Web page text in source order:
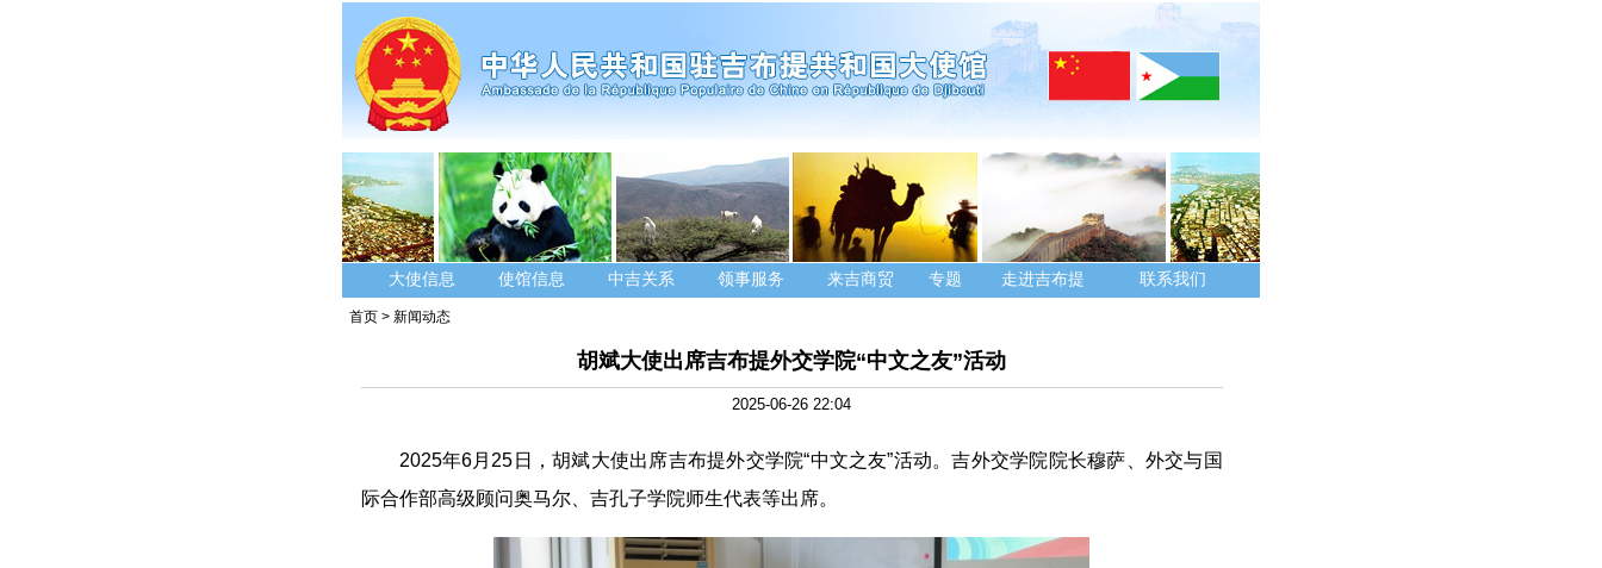
大使信息 使馆信息 中吉关系 领事服务 来吉商贸 专题 走进吉布提 联系我们
首页 > 新闻动态
胡斌大使出席吉布提外交学院“中文之友”活动
2025-06-26 22:04
2025年6月25日，胡斌大使出席吉布提外交学院“中文之友”活动。吉外交学院院长穆萨、外交与国
际合作部高级顾问奥马尔、吉孔子学院师生代表等出席。